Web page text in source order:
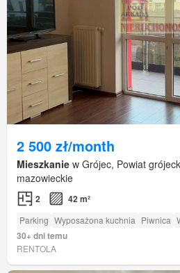
2 500 zł/month
Mieszkanie w Grójec, Powiat
mazowieckie
2 42 m²
Parking Wyposażona kuchnia Piwnica
30+ dni temu
RENTOLA